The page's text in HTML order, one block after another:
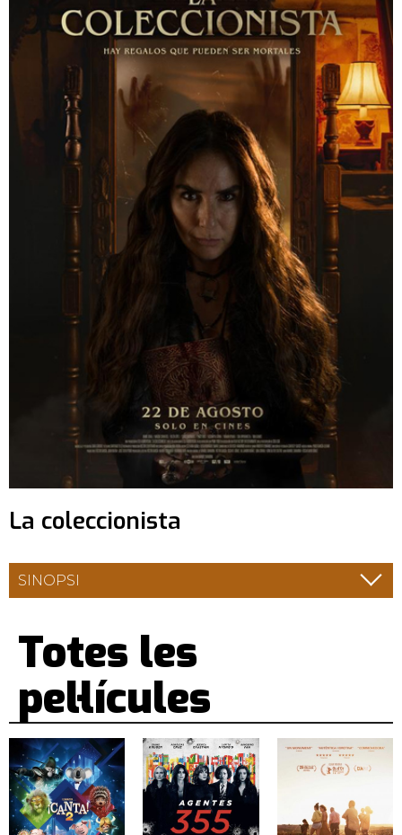
La coleccionista
SINOPSI
Totes les
pel·lícules